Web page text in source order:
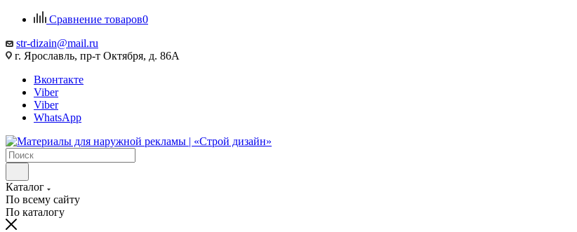
Сравнение товаров0
str-dizain@mail.ru
г. Ярославль, пр-т Октября, д. 86А
Вконтакте
Viber
Viber
WhatsApp
Каталог
По всему сайту
По каталогу